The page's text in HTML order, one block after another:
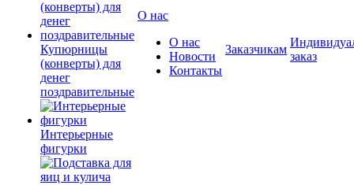
Купюрницы
(конверты) для
денег
поздравительные
Интерьерные
фигурки
О нас
О нас
Новости
Контакты
Заказчикам
заказ